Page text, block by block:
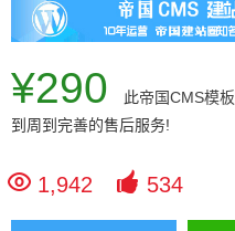
¥290 此帝国CMS模板
到周到完善的售后服务!
 1,942  534